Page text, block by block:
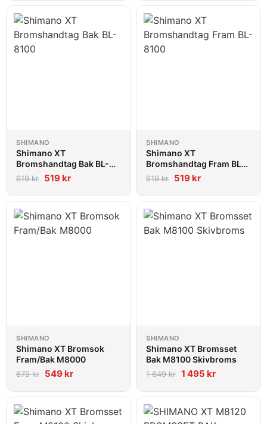
SHIMANO
Shimano XT
Bromshandtag Bak BL-
8100
619kr 519 kr
SHIMANO
Shimano XT
Bromshandtag Fram BL-
8100
619kr 519 kr
SHIMANO
Shimano XT Bromsok
Fram/Bak M8000
679kr 549 kr
SHIMANO
Shimano XT Bromsset
Bak M8100 Skivbroms
1 649kr 1 495 kr